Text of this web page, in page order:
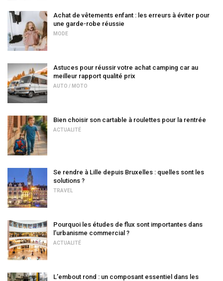
Achat de vêtements enfant : les erreurs à éviter pour
une garde-robe réussie
MODE
Astuces pour réussir votre achat camping car au
meilleur rapport qualité prix
AUTO / MOTO
Bien choisir son cartable à roulettes pour la rentrée
ACTUALITÉ
Se rendre à Lille depuis Bruxelles : quelles sont les
solutions ?
TRAVEL
Pourquoi les études de flux sont importantes dans
l’urbanisme commercial ?
ACTUALITÉ
L’embout rond : un composant essentiel dans les